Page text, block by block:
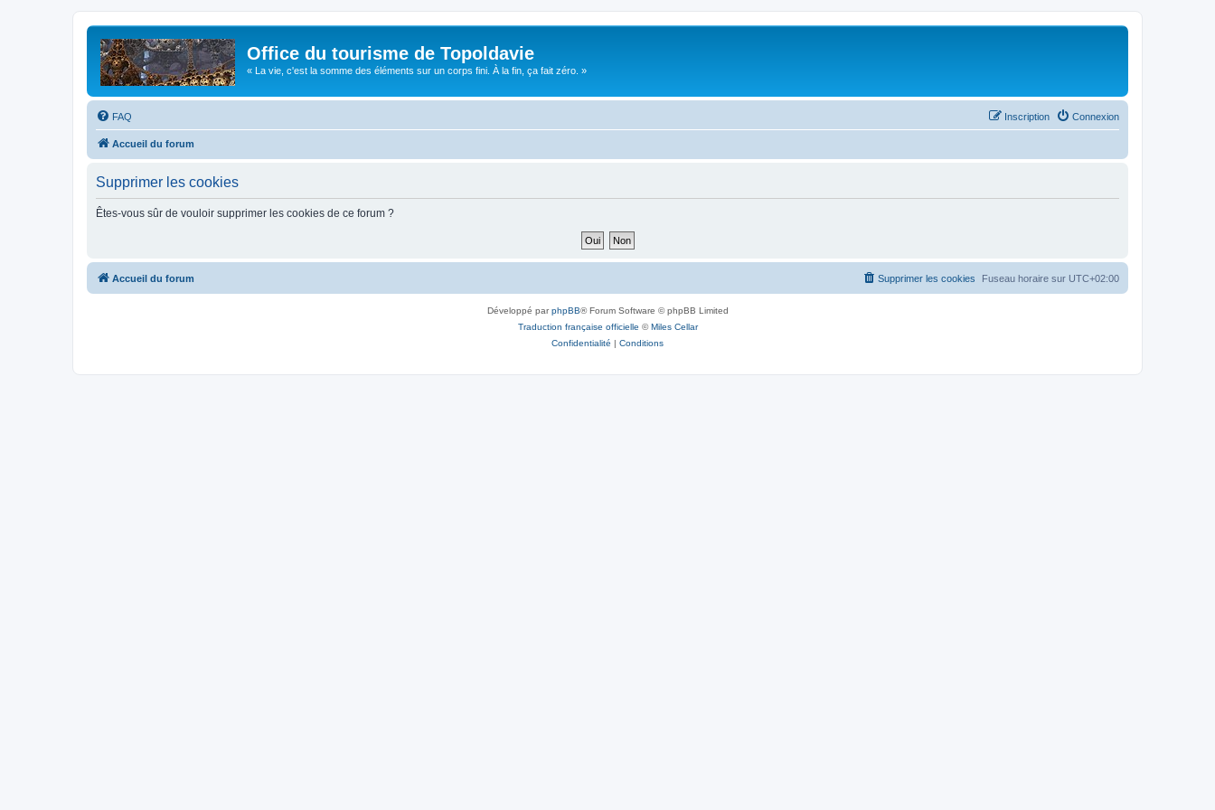
Office du tourisme de Topoldavie
« La vie, c'est la somme des éléments sur un corps fini. À la fin, ça fait zéro. »
FAQ Connexion
Inscription
Accueil du forum
Supprimer les cookies
Êtes-vous sûr de vouloir supprimer les cookies de ce forum ?
Accueil du forum Fuseau horaire sur UTC+02:00
Supprimer les cookies
Développé parphpBB® Forum Software © phpBB Limited
Traduction française officielle ©Miles Cellar
Confidentialité | Conditions